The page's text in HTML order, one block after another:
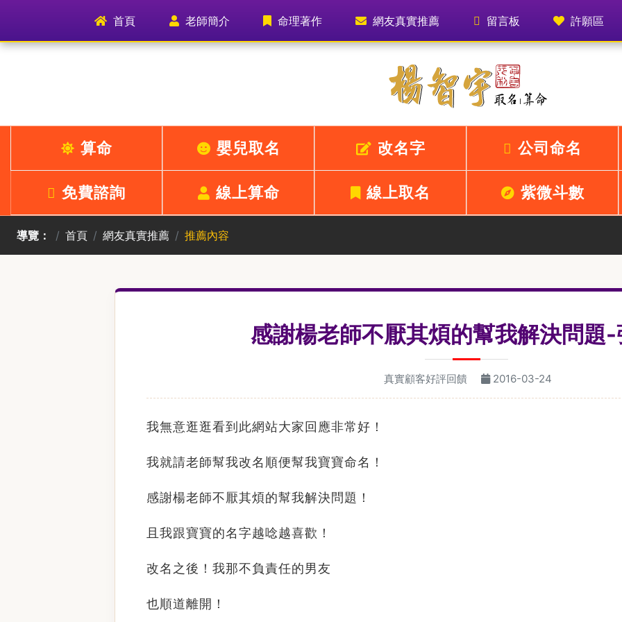
首頁(current) 老師簡介 命理著作 網友真實推薦 留言板 許願區
算命 嬰兒取名 改名字 公司命名
免費諮詢 線上算命 線上取名 紫微斗數
導覽： 首頁 網友真實推薦 推薦內容
感謝楊老師不厭其煩的幫我解決問題
真實顧客好評回饋 2016-03-24
我無意逛逛看到此網站大家回應非常好！
我就請老師幫我改名順便幫我寶寶命名！
感謝楊老師不厭其煩的幫我解決問題！
且我跟寶寶的名字越唸越喜歡！
改名之後！我那不負責任的男友
也順道離開！